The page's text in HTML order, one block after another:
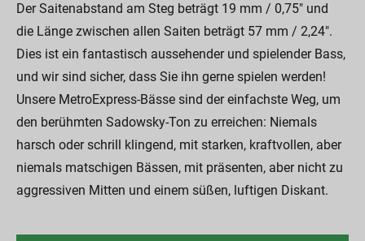
Der Saitenabstand am Steg beträgt 19 mm / 0,75" und
die Länge zwischen allen Saiten beträgt 57 mm / 2,24".
Dies ist ein fantastisch aussehender und spielender Bass,
und wir sind sicher, dass Sie ihn gerne spielen werden!
Unsere MetroExpress-Bässe sind der einfachste Weg, um
den berühmten Sadowsky-Ton zu erreichen: Niemals
harsch oder schrill klingend, mit starken, kraftvollen, aber
niemals matschigen Bässen, mit präsenten, aber nicht zu
aggressiven Mitten und einem süßen, luftigen Diskant.